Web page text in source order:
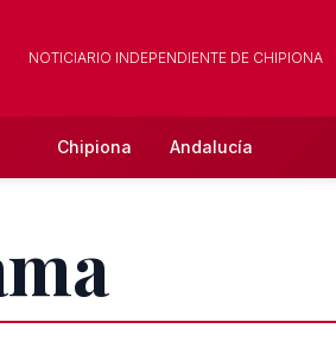
NOTICIARIO INDEPENDIENTE DE CHIPIONA
Chipiona Andalucía